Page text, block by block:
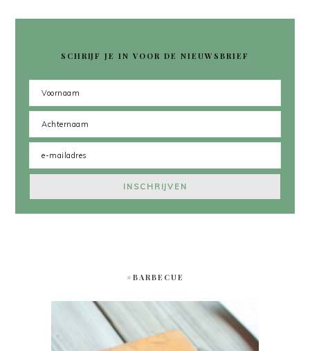
SCHRIJF JE IN VOOR DE NIEUWSBRIEF
#BARBECUE